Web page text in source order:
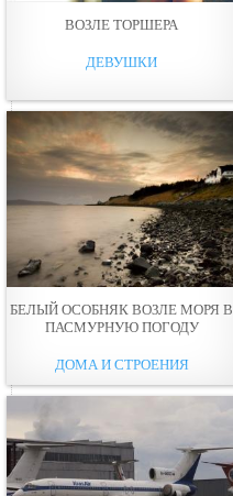
ВОЗЛЕ ТОРШЕРА
ДЕВУШКИ
БЕЛЫЙ ОСОБНЯК ВОЗЛЕ МОРЯ В
ПАСМУРНУЮ ПОГОДУ
ДОМА И СТРОЕНИЯ